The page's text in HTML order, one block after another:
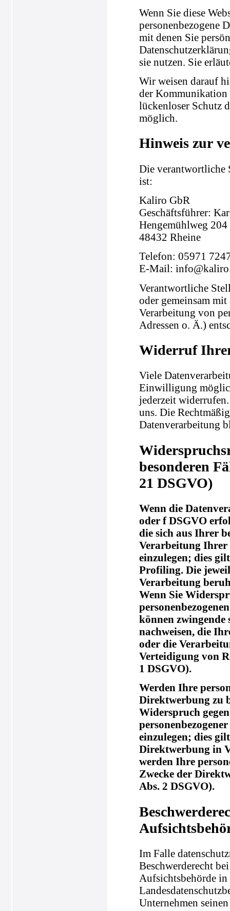
Wenn Sie diese
personenbezogene
mit denen Sie
sie nutzen. Sie
Wir weisen darauf
der Kommunikation
lückenloser Schutz
möglich.
Hinweis zur
Die verantwortliche
ist:
Kaliro GbR
Geschäftsführer:
Hengemühlweg 204
48432 Rheine
Telefon: 05971
E-Mail:
Verantwortliche
oder gemeinsam
Verarbeitung von
Adressen o. Ä.)
Widerruf
Viele
Einwilligung
jederzeit
uns. Die
Datenverarbeitung
besonderen
21 DSGVO)
Wenn die
oder f DSGVO
die sich aus Ihrer
Verarbeitung Ihrer
einzulegen; dies
Profiling. Die
Verarbeitung
Wenn Sie
können
nachweisen, die
oder die
Verteidigung von
1 DSGVO).
Werden Ihre
Direktwerbung zu
Widerspruch
einzulegen; dies
Direktwerbung in
werden Ihre
Zwecke der
Abs. 2 DSGVO).
Im Falle
Beschwerderecht
Aufsichtsbehörde in
Unternehmen